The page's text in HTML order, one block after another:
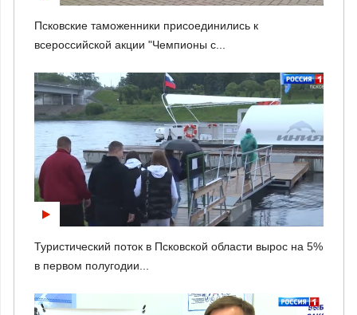
Псковские таможенники присоединились к
всероссийской акции "Чемпионы с...
Туристический поток в Псковской области вырос на 5%
в первом полугодии...